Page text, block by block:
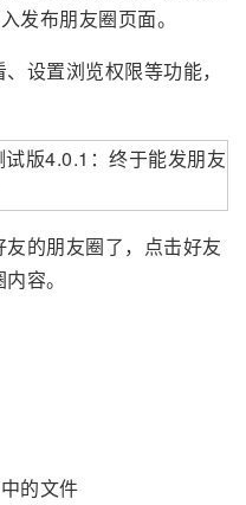
发布朋友圈页面。
设置浏览权限等功能，
的朋友圈了，点击好友
容。
的文件